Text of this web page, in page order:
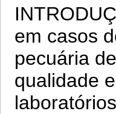
em casos
pecuária
qualidade